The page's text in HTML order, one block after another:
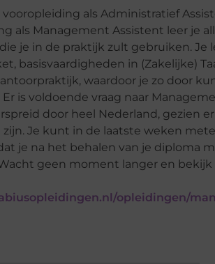
als Administratief
als Management Assistent leer je
je in de praktijk zult gebruiken. Je
basisvaardigheden in (Zakelijke)
waardoor je zo door
Er is voldoende vraag naar
door heel Nederland, gezien
Je kunt in de laatste weken
je na het behalen van je diploma
geen moment langer en bekijk
opleidingen/